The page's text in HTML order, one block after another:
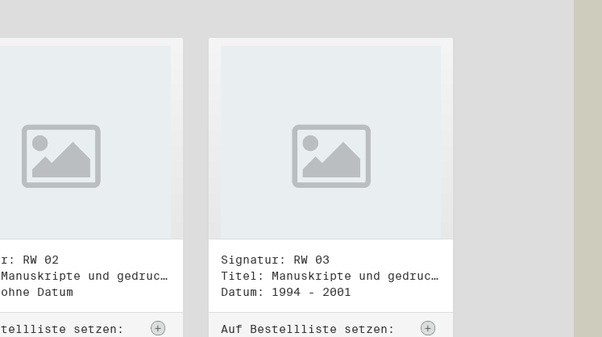
RW 02
Titel: Manuskripte und gedruckte Belege (2)
Datum
setzen:
Signatur: RW 03
Titel: Manuskripte und gedruckte Belege (3)
Datum: 1994 - 2001
Auf Bestellliste setzen: